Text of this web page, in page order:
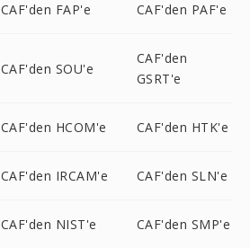
CAF'den FAP'e CAF'den PAF'e
CAF'den SOU'e
CAF'den
GSRT'e
CAF'den HCOM'e CAF'den HTK'e
CAF'den IRCAM'e CAF'den SLN'e
CAF'den NIST'e CAF'den SMP'e